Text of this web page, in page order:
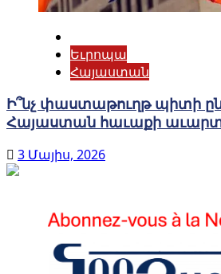
Եւրոպա
Հայաստան
Ի՞նչ փաստաթուղթ պիտի
Հայաստան հաւաքի
3 Մայիս, 2026